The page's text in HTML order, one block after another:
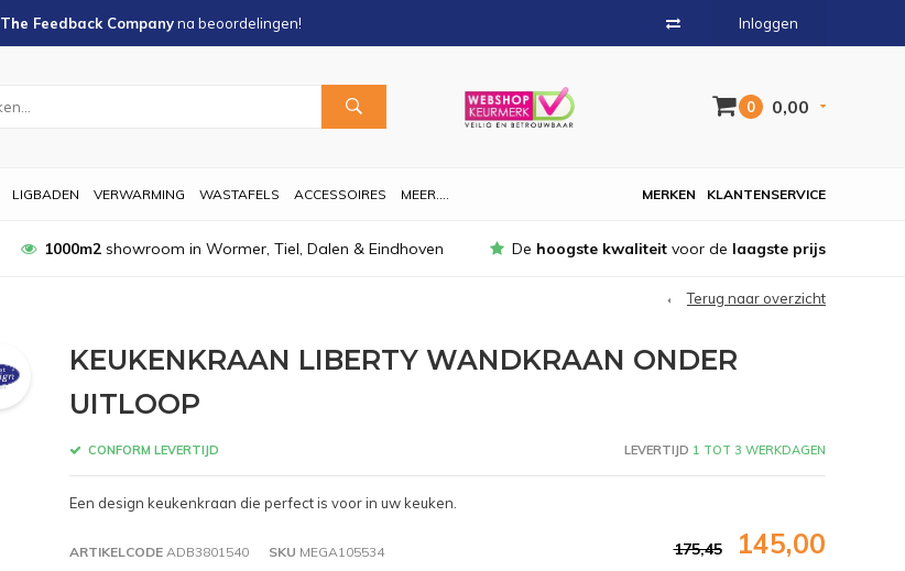
The Feedback Companyna beoordelingen! Inloggen
0 0,00
LIGBADEN VERWARMING WASTAFELS ACCESSOIRES MEER.... KLANTENSERVICE
MERKEN
1000m2showroom in Wormer, Tiel, Dalen & Eindhoven De hoogste kwaliteit voor de laagste prijs
Terug naar overzicht
KEUKENKRAAN LIBERTY WANDKRAAN ONDER
UITLOOP
CONFORM LEVERTIJD LEVERTIJD 1 TOT 3 WERKDAGEN
Een design keukenkraan die perfect is voor in uw keuken.
ARTIKELCODEADB3801540 SKU MEGA105534 175,45 145,00